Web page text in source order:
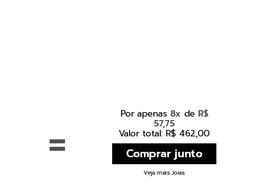
=
Por apenas 8x de R$
57,75
Valor total: R$ 462,00
Veja mais Joias